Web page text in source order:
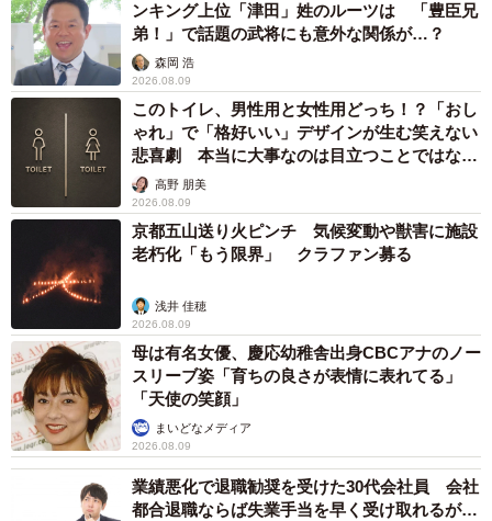
その日はお迎えも行けず、動悸や手の震え、息苦しさなど
の症状が現れ、ベランダから飛び降りたい衝動に駆られ
た。
「子どもたちは誰かが見てくれる。だから私は、もう人生
を終えようって」
実はとらじろうさん、出産や育児を経験する中で適応障害
になっていたのだ。
命を紡いでくれたのは学生時代に描いた“未熟な漫
画”
34歳の時、とらじろうさんは終活を始めた。「死にたい
し、誰にも迷惑をかけたくない」と思ったからだ。
生きていた痕跡をできるだけ残したくない。そう思い、洋
服や写真など身の回りのものを整理し、処分し始めた。
ンキング上位「津田」姓のルーツは 「豊臣兄
弟！」で話題の武将にも意外な関係が…？
森岡 浩
2026.08.09
このトイレ、男性用と女性用どっち！？「おし
ゃれ」で「格好いい」デザインが生む笑えない
悲喜劇 本当に大事なのは目立つことではな
く…高野 朋美
2026.08.09
京都五山送り火ピンチ 気候変動や獣害に施設
老朽化「もう限界」 クラファン募る
浅井 佳穂
2026.08.09
母は有名女優、慶応幼稚舎出身CBCアナのノー
スリーブ姿「育ちの良さが表情に表れてる」
「天使の笑顔」
まいどなメディア
2026.08.09
業績悪化で退職勧奨を受けた30代会社員 会社
都合退職ならば失業手当を早く受け取れるが…